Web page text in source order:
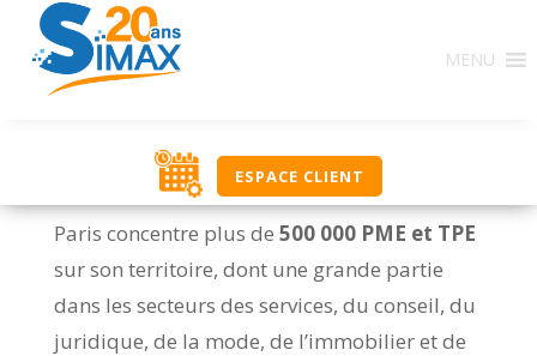
MENU
ESPACE CLIENT
Paris concentre plus de 500 000 PME et TPE
sur son territoire, dont une grande partie
dans les secteurs des services, du conseil, du
juridique, de la mode, de l’immobilier et de